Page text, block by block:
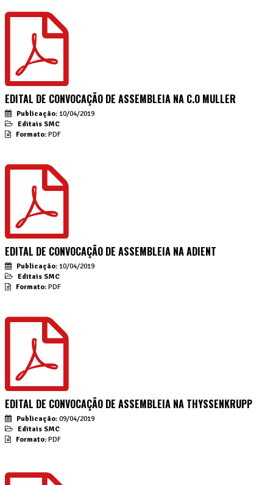
EDITAL DE CONVOCAÇÃO DE ASSEMBLEIA NA C.O MULLER
Publicação: 10/04/2019
Editais SMC
Formato: PDF
EDITAL DE CONVOCAÇÃO DE ASSEMBLEIA NA ADIENT
Publicação: 10/04/2019
Editais SMC
Formato: PDF
EDITAL DE CONVOCAÇÃO DE ASSEMBLEIA NA THYSSENKRUPP
Publicação: 09/04/2019
Editais SMC
Formato: PDF